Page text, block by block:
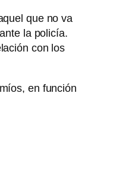
que no va
la policía.
con los
en función